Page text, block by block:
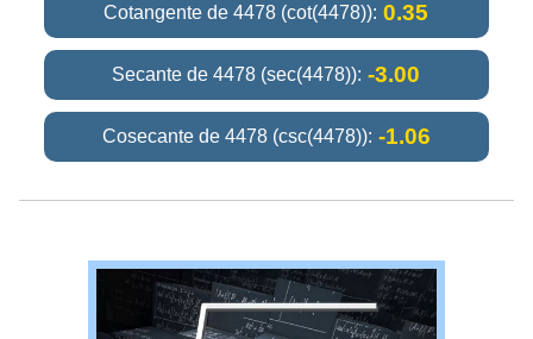
Cotangente de 4478 (cot(4478)): 0.35
Secante de 4478 (sec(4478)): -3.00
Cosecante de 4478 (csc(4478)): -1.06